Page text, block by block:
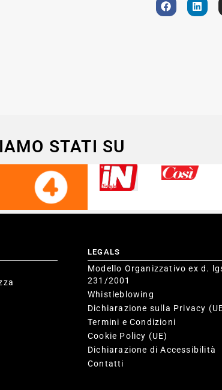
STATI SU
LEGALS
Modello Organizzativo ex d.
231/2001
Whistleblowing
Dichiarazione sulla Privacy
Termini e Condizioni
Cookie Policy (UE)
Dichiarazione di Accessibilità
Contatti